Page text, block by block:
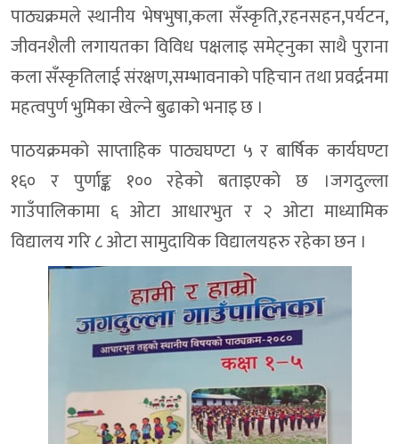
पाठ्यक्रमले स्थानीय भेषभुषा,कला सँस्कृति,रहनसहन,पर्यटन,
जीवनशैली लगायतका विविध पक्षलाइ समेट्नुका साथै पुराना
कला सँस्कृतिलाई संरक्षण,सम्भावनाको पहिचान तथा प्रवर्द्रनमा
महत्वपुर्ण भुमिका खेल्ने बुढाको भनाइ छ ।
पाठयक्रमको साप्ताहिक पाठ्यघण्टा ५ र बार्षिक कार्यघण्टा
१६० र पुर्णाङ्क १०० रहेको बताइएको छ ।जगदुल्ला
गाउँपालिकामा ६ ओटा आधारभुत र २ ओटा माध्यामिक
विद्यालय गरि ८ ओटा सामुदायिक विद्यालयहरु रहेका छन ।